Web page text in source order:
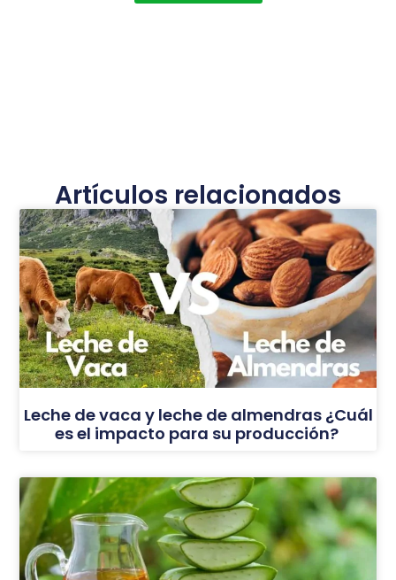
Artículos relacionados
Leche de vaca y leche de almendras ¿Cuál
es el impacto para su producción?